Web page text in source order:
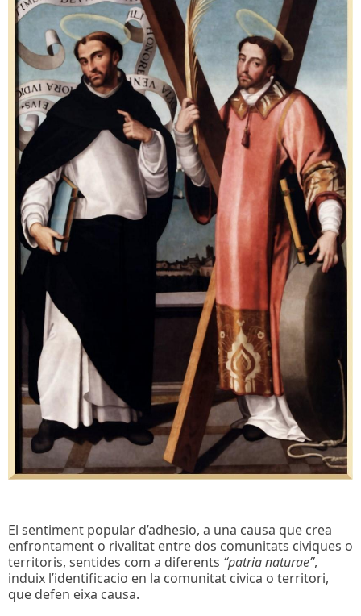
El sentiment popular d’adhesio, a una causa que crea
enfrontament o rivalitat entre dos comunitats civiques o
territoris, sentides com a diferents “patria naturae”,
induix l’identificacio en la comunitat civica o territori,
que defen eixa causa.